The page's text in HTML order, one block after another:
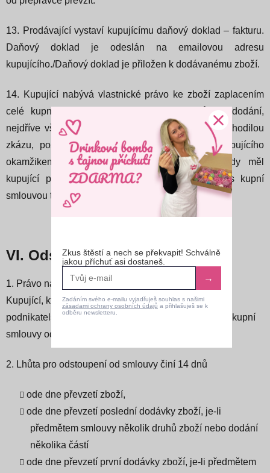
13. Prodávající vystaví kupujícímu daňový doklad – fakturu.
Daňový doklad je odeslán na emailovou adresu
kupujícího./Daňový doklad je přiložen k dodávanému zboží.
14. Kupující nabývá vlastnické právo ke zboží zaplacením
celé kupní ceny za zboží, včetně nákladů na dodání,
nejdříve však převzetím zboží. Odpovědnost za nahodilou
zkázu, poškození či ztrátu zboží přechází na kupujícího
okamžikem převzetí zboží nebo okamžikem, kdy měl
kupující povinnost zboží převzít, ale v rozporu s kupní
smlouvou tak neučinil.
VI. Odstoupení od smlouvy
1. Právo na odstoupení
Kupující, který uzavřel kupní smlouvu mimo svoji
podnikatelskou činnost jako spotřebitel, má právo od kupní
smlouvy odstoupit bez udání důvodu ve lhůtě 14 dnů.
2. Lhůta pro odstoupení od smlouvy činí 14 dnů
ode dne převzetí zboží,
ode dne převzetí poslední dodávky zboží, je-li
předmětem smlouvy několik druhů zboží nebo dodání
několika částí
ode dne převzetí první dodávky zboží, je-li předmětem
Zkus štěstí a nech se překvapit! Schválně
jakou příchuť asi dostaneš.
→
Zadáním svého e-mailu vyjadřuješ souhlas s našimi
zásadami ochrany osobních údajů a přihlašuješ se k
odběru newsletteru.